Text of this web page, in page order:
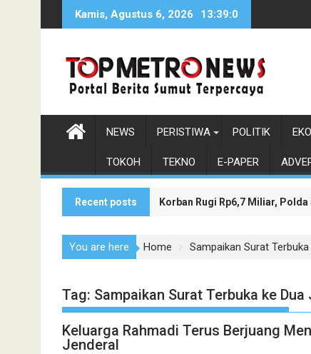
Kamis, Agustus 6, 2026 13:39:1
NEWS PERISTIWA POLITIK
TOKOH TEKNO E-PAPER
Recent posts Korban Rugi Rp6,7 Miliar,
Wakil Bupati Asahan Dukung
You are here Home Sampaikan Surat
Tag: Sampaikan Surat Terbuka ke Dua
Keluarga Rahmadi Terus Berjuang
Jenderal